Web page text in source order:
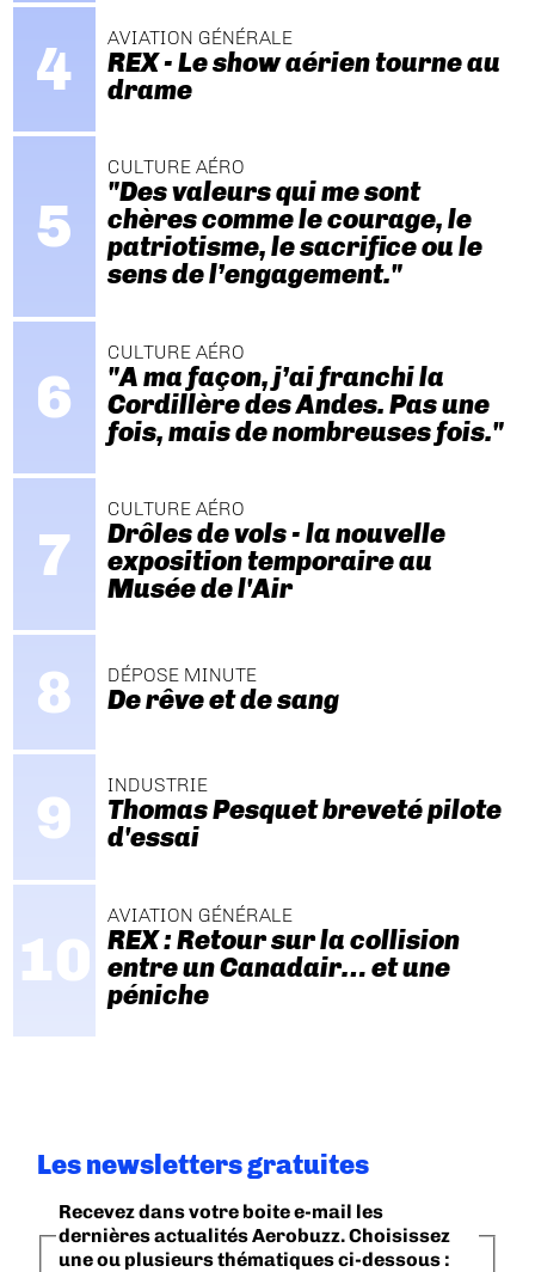
AVIATION GÉNÉRALE
REX - Le show aérien tourne au
drame
CULTURE AÉRO
"Des valeurs qui me sont
chères comme le courage, le
patriotisme, le sacrifice ou le
sens de l’engagement."
CULTURE AÉRO
"A ma façon, j’ai franchi la
Cordillère des Andes. Pas une
fois, mais de nombreuses fois."
CULTURE AÉRO
Drôles de vols - la nouvelle
exposition temporaire au
Musée de l'Air
DÉPOSE MINUTE
De rêve et de sang
INDUSTRIE
Thomas Pesquet breveté pilote
d'essai
AVIATION GÉNÉRALE
REX : Retour sur la collision
entre un Canadair… et une
péniche
Les newsletters gratuites
Recevez dans votre boite e-mail les
dernières actualités Aerobuzz. Choisissez
une ou plusieurs thématiques ci-dessous :